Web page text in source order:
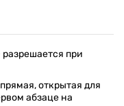
при
открытая для
абзаце на